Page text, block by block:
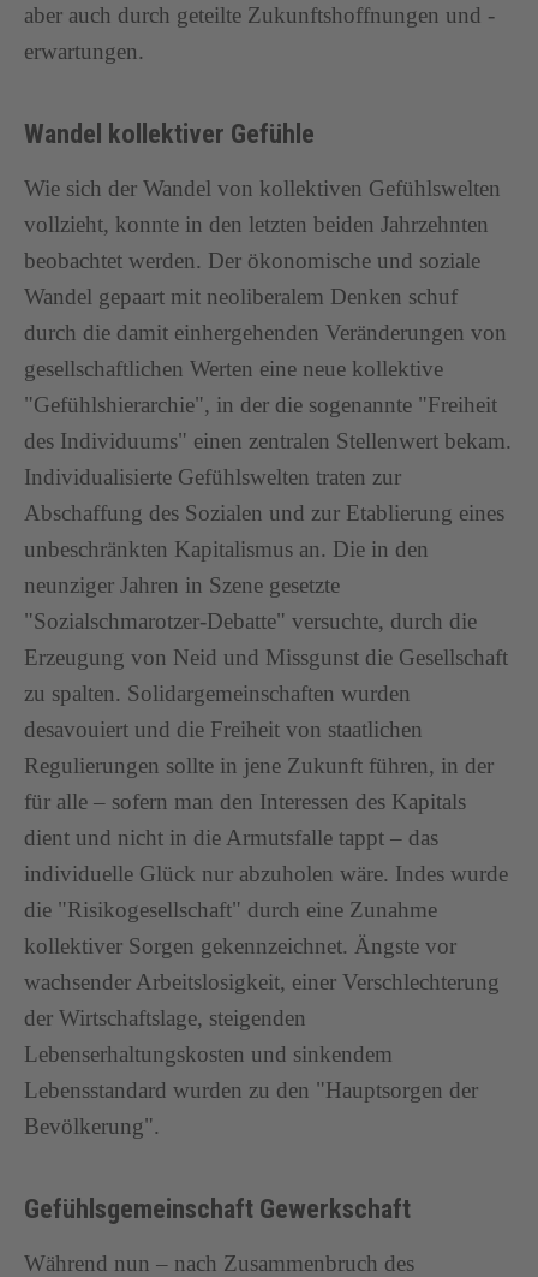
aber auch durch geteilte Zukunftshoffnungen und -
erwartungen.
Wandel kollektiver Gefühle
Wie sich der Wandel von kollektiven Gefühlswelten
vollzieht, konnte in den letzten beiden Jahrzehnten
beobachtet werden. Der ökonomische und soziale
Wandel gepaart mit neoliberalem Denken schuf
durch die damit einhergehenden Veränderungen von
gesellschaftlichen Werten eine neue kollektive
"Gefühlshierarchie", in der die sogenannte "Freiheit
des Individuums" einen zentralen Stellenwert bekam.
Individualisierte Gefühlswelten traten zur
Abschaffung des Sozialen und zur Etablierung eines
unbeschränkten Kapitalismus an. Die in den
neunziger Jahren in Szene gesetzte
"Sozialschmarotzer-Debatte" versuchte, durch die
Erzeugung von Neid und Missgunst die Gesellschaft
zu spalten. Solidargemeinschaften wurden
desavouiert und die Freiheit von staatlichen
Regulierungen sollte in jene Zukunft führen, in der
für alle – sofern man den Interessen des Kapitals
dient und nicht in die Armutsfalle tappt – das
individuelle Glück nur abzuholen wäre. Indes wurde
die "Risikogesellschaft" durch eine Zunahme
kollektiver Sorgen gekennzeichnet. Ängste vor
wachsender Arbeitslosigkeit, einer Verschlechterung
der Wirtschaftslage, steigenden
Lebenserhaltungskosten und sinkendem
Lebensstandard wurden zu den "Hauptsorgen der
Bevölkerung".
Gefühlsgemeinschaft Gewerkschaft
Während nun – nach Zusammenbruch des